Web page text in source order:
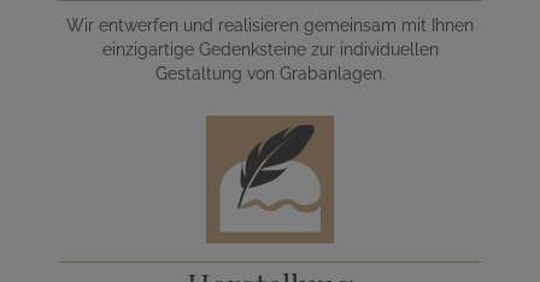
Wir entwerfen und realisieren gemeinsam mit Ihnen
einzigartige Gedenksteine zur individuellen
Gestaltung von Grabanlagen.